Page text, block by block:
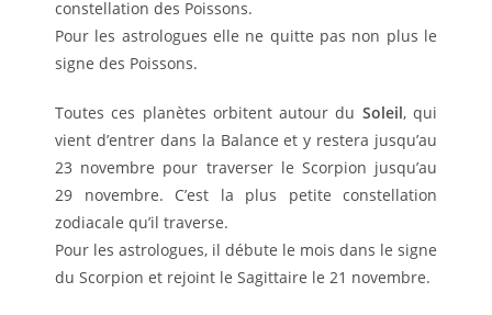
constellation des Poissons.
Pour les astrologues elle ne quitte pas non plus le
signe des Poissons.
Toutes ces planètes orbitent autour du Soleil, qui
vient d’entrer dans la Balance et y restera jusqu’au
23 novembre pour traverser le Scorpion jusqu’au
29 novembre. C’est la plus petite constellation
zodiacale qu’il traverse.
Pour les astrologues, il débute le mois dans le signe
du Scorpion et rejoint le Sagittaire le 21 novembre.